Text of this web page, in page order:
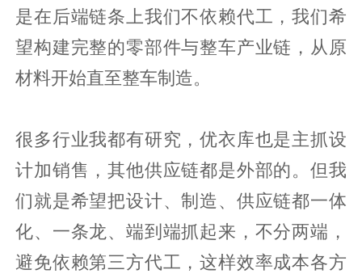
是在后端链条上我们不依赖代工，我们希
望构建完整的零部件与整车产业链，从原
材料开始直至整车制造。
很多行业我都有研究，优衣库也是主抓设
计加销售，其他供应链都是外部的。但我
们就是希望把设计、制造、供应链都一体
化、一条龙、端到端抓起来，不分两端，
避免依赖第三方代工，这样效率成本各方